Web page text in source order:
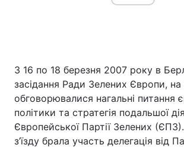
З 16 по 18 березня 2007 року в
засідання Ради Зелених Європи,
обговорювалися нагальні питання
політики та стратегія подальшої
Європейської Партії Зелених
з’їзду брала участь делегація від